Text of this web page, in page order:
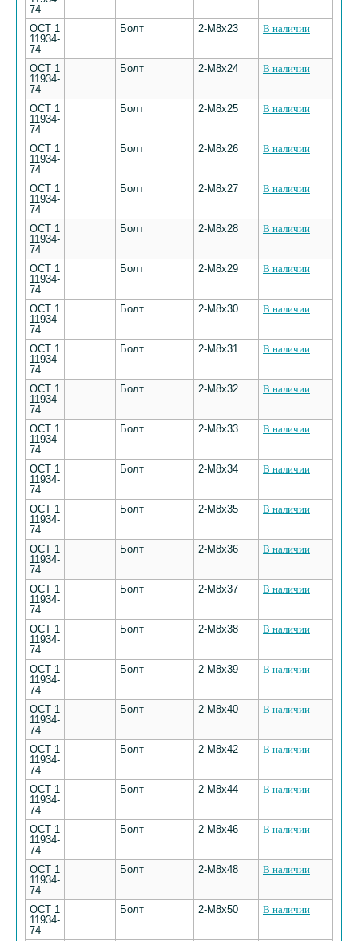
74
ОСТ 1
11934-
74
Болт 2-М8х23 В наличии
ОСТ 1
11934-
74
Болт 2-М8х24 В наличии
ОСТ 1
11934-
74
Болт 2-М8х25 В наличии
ОСТ 1
11934-
74
Болт 2-М8х26 В наличии
ОСТ 1
11934-
74
Болт 2-М8х27 В наличии
ОСТ 1
11934-
74
Болт 2-М8х28 В наличии
ОСТ 1
11934-
74
Болт 2-М8х29 В наличии
ОСТ 1
11934-
74
Болт 2-М8х30 В наличии
ОСТ 1
11934-
74
Болт 2-М8х31 В наличии
ОСТ 1
11934-
74
Болт 2-М8х32 В наличии
ОСТ 1
11934-
74
Болт 2-М8х33 В наличии
ОСТ 1
11934-
74
Болт 2-М8х34 В наличии
ОСТ 1
11934-
74
Болт 2-М8х35 В наличии
ОСТ 1
11934-
74
Болт 2-М8х36 В наличии
ОСТ 1
11934-
74
Болт 2-М8х37 В наличии
ОСТ 1
11934-
74
Болт 2-М8х38 В наличии
ОСТ 1
11934-
74
Болт 2-М8х39 В наличии
ОСТ 1
11934-
74
Болт 2-М8х40 В наличии
ОСТ 1
11934-
74
Болт 2-М8х42 В наличии
ОСТ 1
11934-
74
Болт 2-М8х44 В наличии
ОСТ 1
11934-
74
Болт 2-М8х46 В наличии
ОСТ 1
11934-
74
Болт 2-М8х48 В наличии
ОСТ 1
11934-
74
Болт 2-М8х50 В наличии